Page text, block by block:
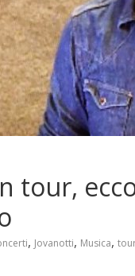
tour,
, Jovanotti, Musica,